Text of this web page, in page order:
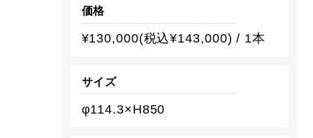
価格
¥130,000(税込¥143,000) / 1本
サイズ
φ114.3×H850